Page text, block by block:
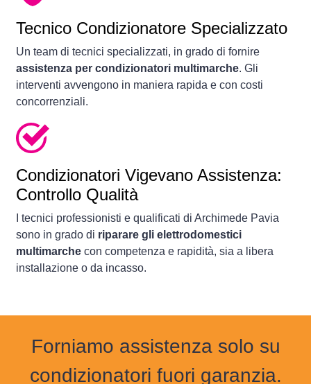
Tecnico Condizionatore Specializzato
Un team di tecnici specializzati, in grado di fornire
assistenza per condizionatori multimarche. Gli
interventi avvengono in maniera rapida e con costi
concorrenziali.
Condizionatori Vigevano Assistenza:
Controllo Qualità
I tecnici professionisti e qualificati di Archimede Pavia
sono in grado di riparare gli elettrodomestici
multimarche con competenza e rapidità, sia a libera
installazione o da incasso.
Forniamo assistenza solo su
condizionatori fuori garanzia.